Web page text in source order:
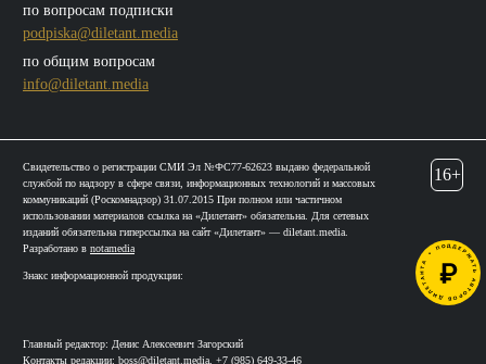
по вопросам подписки
podpiska@diletant.media
по общим вопросам
info@diletant.media
Свидетельство о регистрации СМИ Эл №ФС77-62623 выдано федеральной
службой по надзору в сфере связи, информационных технологий и массовых
коммуникаций (Роскомнадзор) 31.07.2015 При полном или частичном
использовании материалов ссылка на «Дилетант» обязательна. Для сетевых
изданий обязательна гиперссылка на сайт «Дилетант» — diletant.media.
Разработано в notamedia
Знакс информационной продукции:
Главный редактор: Денис Алексеевич Загорский
Контакты редакции: boss@diletant.media, +7 (985) 649-33-46
16+